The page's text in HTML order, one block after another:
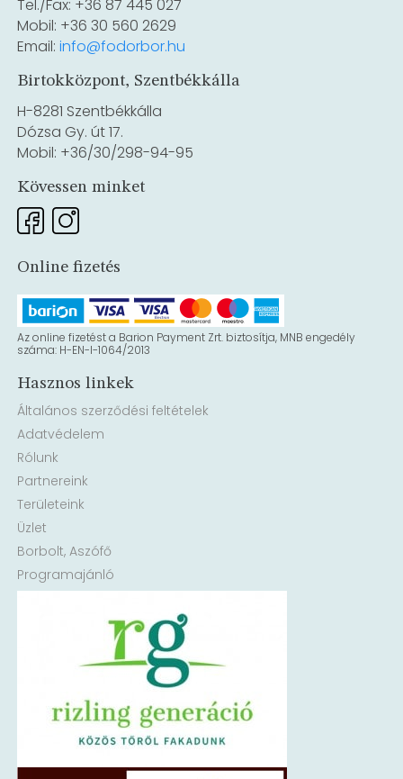
Tel./Fax: +36 87 445 027
Mobil: +36 30 560 2629
Email:info@fodorbor.hu
Birtokközpont, Szentbékkálla
H-8281 Szentbékkálla
Dózsa Gy. út 17.
Mobil: +36/30/298-94-95
Kövessen minket
Online fizetés
Az online fizetést a Barion Payment Zrt. biztosítja, MNB engedély
száma: H-EN-I-1064/2013
Hasznos linkek
Általános szerződési feltételek
Adatvédelem
Rólunk
Partnereink
Területeink
Üzlet
Borbolt, Aszófő
Programajánló